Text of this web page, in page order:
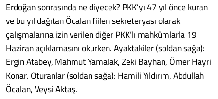
Erdoğan sonrasında ne diyecek? PKK’yı 47 yıl önce kuran
ve bu yıl dağıtan Öcalan fiilen sekreteryası olarak
çalışmalarına izin verilen diğer PKK’lı mahkûmlarla 19
Haziran açıklamasını okurken. Ayaktakiler (soldan sağa):
Ergin Atabey, Mahmut Yamalak, Zeki Bayhan, Ömer Hayri
Konar. Oturanlar (soldan sağa): Hamili Yıldırım, Abdullah
Öcalan, Veysi Aktaş.